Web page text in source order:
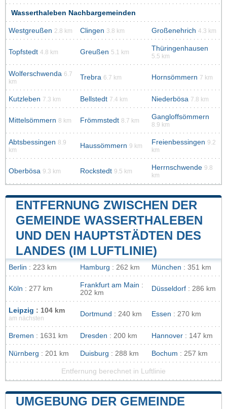
Wasserthaleben Nachbargemeinden
Westgreußen 2.8 km Clingen 3.8 km Großenehrich 4.3 km
Topfstedt 4.8 km Greußen 5.1 km Thüringenhausen
5.5 km
Wolferschwenda 6.7
km
Trebra 6.7 km Hornsömmern 7 km
Kutzleben 7.3 km Bellstedt 7.4 km Niederbösa 7.8 km
Mittelsömmern 8 km Frömmstedt 8.7 km Gangloffsömmern
8.9 km
Abtsbessingen 8.9
km
Haussömmern 9 km Freienbessingen 9.2
km
Oberbösa 9.3 km Rockstedt 9.5 km Herrnschwende 9.8
km
ENTFERNUNG ZWISCHEN DER
GEMEINDE WASSERTHALEBEN
UND DEN HAUPTSTÄDTEN DES
LANDES (IM LUFTLINIE)
Berlin : 223 km Hamburg : 262 km München : 351 km
Köln : 277 km Frankfurt am Main :
202 km
Düsseldorf : 286 km
Leipzig : 104 km
am nächsten
Dortmund : 240 km Essen : 270 km
Bremen : 1631 km Dresden : 200 km Hannover : 147 km
Nürnberg : 201 km Duisburg : 288 km Bochum : 257 km
Entfernung berechnet in Luftlinie
UMGEBUNG DER GEMEINDE